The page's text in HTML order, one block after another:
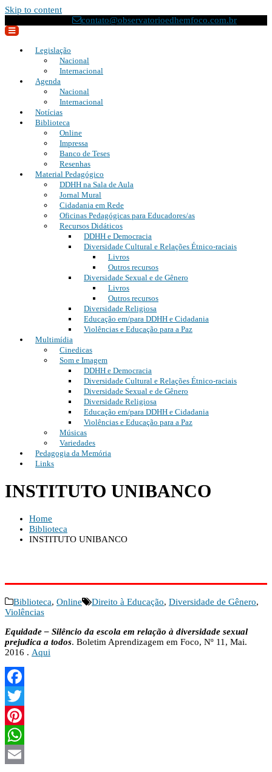
Skip to content
contato@observatorioedhemfoco.com.br
Legislação
Nacional
Internacional
Agenda
Nacional
Internacional
Notícias
Biblioteca
Online
Impressa
Banco de Teses
Resenhas
Material Pedagógico
DDHH na Sala de Aula
Jornal Mural
Cidadania em Rede
Oficinas Pedagógicas para Educadores/as
Recursos Didáticos
DDHH e Democracia
Diversidade Cultural e Relações Étnico-raciais
Livros
Outros recursos
Diversidade Sexual e de Gênero
Livros
Outros recursos
Diversidade Religiosa
Educação em/para DDHH e Cidadania
Violências e Educação para a Paz
Multimídia
Cinedicas
Som e Imagem
DDHH e Democracia
Diversidade Cultural e Relações Étnico-raciais
Diversidade Sexual e de Gênero
Diversidade Religiosa
Educação em/para DDHH e Cidadania
Violências e Educação para a Paz
Músicas
Variedades
Pedagogia da Memória
Links
INSTITUTO UNIBANCO
Home
Biblioteca
INSTITUTO UNIBANCO
Biblioteca, Online Direito à Educação, Diversidade de Gênero,
Violências
Equidade – Silêncio da escola em relação à diversidade sexual
prejudica a todos. Boletim Aprendizagem em Foco, Nº 11, Mai.
2016 . Aqui
Facebook
Twitter
Pinterest
WhatsApp